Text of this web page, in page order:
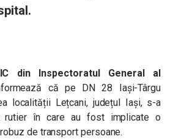
din Inspectoratul General al
că pe DN 28 Iași-Târgu
localității Lețcani, județul Iași, s-a
rutier în care au fost implicate o
de transport persoane.